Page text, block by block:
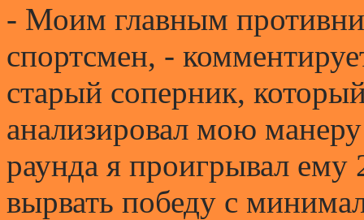
- Моим главным
спортсмен, -
старый соперник,
анализировал мою
раунда я проигрывал ему
вырвать победу с